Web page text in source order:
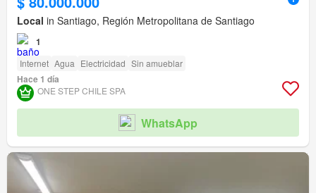
Local in Santiago, Región Metropolitana de Santiago
1
Internet Agua Electricidad Sin amueblar
Hace 1 día
ONE STEP CHILE SPA
WhatsApp